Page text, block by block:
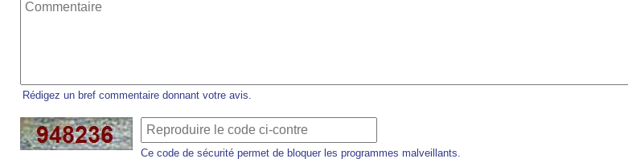
Rédigez un bref commentaire donnant votre avis.
Ce code de sécurité permet de bloquer les programmes malveillants.